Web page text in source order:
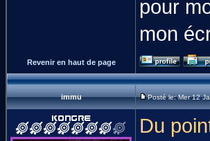
pour
mon
Revenir en haut de page
immu Posté le: Mer 12
Du